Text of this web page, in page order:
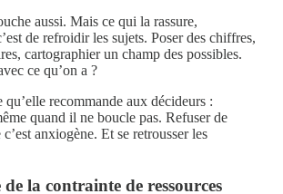
aussi. Mais ce qui la rassure,
de refroidir les sujets. Poser des chiffres,
cartographier un champ des possibles.
ce qu’on a ?
qu’elle recommande aux décideurs :
quand il ne boucle pas. Refuser de
anxiogène. Et se retrousser les
la contrainte de ressources